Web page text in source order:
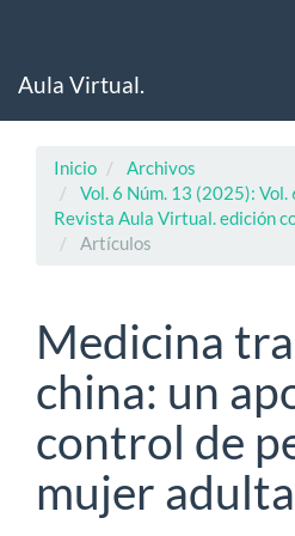
principal
Aula Virtual.
Inicio
Archivos
Vol. 6 Núm. 13 (2025):
Revista Aula Virtual. edición
Artículos
Medicina
china: un
control de
mujer